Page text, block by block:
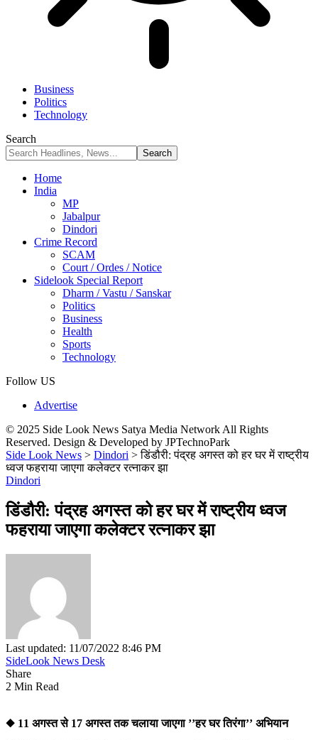
Business
Politics
Technology
Search
Home
India
MP
Jabalpur
Dindori
Crime Record
SCAM
Court / Ordes / Notice
Sidelook Special Report
Dharm / Vastu / Sanskar
Politics
Business
Health
Sports
Technology
Follow US
Advertise
© 2025 Side Look News Satya Media Network All Rights
Reserved. Design & Developed by JPTechnoPark
Side Look News > Dindori >डिंडौरी: पंद्रह अगस्त को हर घर में राष्ट्रीय
ध्वज फहराया जाएगा कलेक्टर रत्नाकर झा
Dindori
डिंडौरी: पंद्रह अगस्त को हर घर में राष्ट्रीय ध्वज
फहराया जाएगा कलेक्टर रत्नाकर झा
Last updated: 11/07/2022 8:46 PM
SideLook News Desk
Share
2 Min Read
◆ 11 अगस्त से 17 अगस्त तक चलाया जाएगा ’’हर घर तिरंगा’’ अभियान